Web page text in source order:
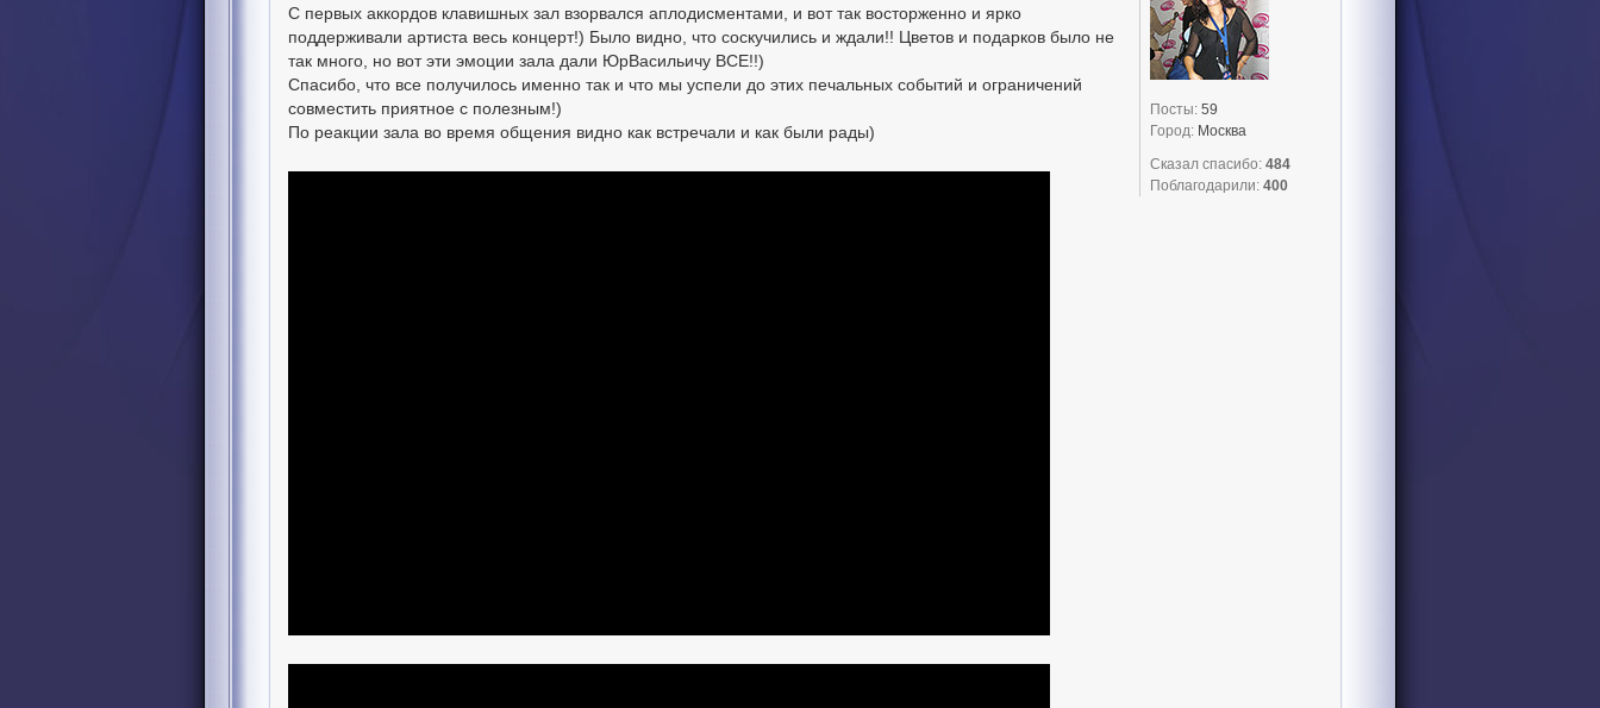
С первых аккордов клавишных зал взорвался аплодисментами, и вот так восторженно и ярко
поддерживали артиста весь концерт!) Было видно, что соскучились и ждали!! Цветов и подарков было не
так много, но вот эти эмоции зала дали ЮрВасильичу ВСЕ!!)
Спасибо, что все получилось именно так и что мы успели до этих печальных событий и ограничений
совместить приятное с полезным!)
По реакции зала во время общения видно как встречали и как были рады)
Посты: 59
Город: Москва
Сказал спасибо: 484
Поблагодарили: 400